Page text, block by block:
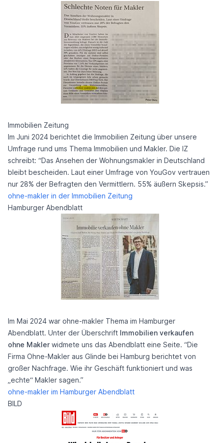
Immobilien Zeitung
Im Juni 2024 berichtet die Immobilien Zeitung über unsere
Umfrage rund ums Thema Immobilien und Makler. Die IZ
schreibt: “Das Ansehen der Wohnungsmakler in Deutschland
bleibt bescheiden. Laut einer Umfrage von YouGov vertrauen
nur 28% der Befragten den Vermittlern. 55% äußern Skepsis.”
ohne-makler in der Immobilien Zeitung
Hamburger Abendblatt
Im Mai 2024 war ohne-makler Thema im Hamburger
Abendblatt. Unter der Überschrift Immobilien verkaufen
ohne Makler widmete uns das Abendblatt eine Seite. “Die
Firma Ohne-Makler aus Glinde bei Hamburg berichtet von
großer Nachfrage. Wie ihr Geschäft funktioniert und was
„echte“ Makler sagen.”
ohne-makler im Hamburger Abendblatt
BILD